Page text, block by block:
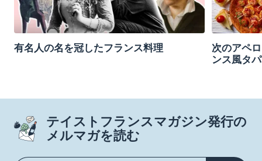
有名人の名を冠したフランス料理
次のアペ
ンス風タ
テイストフランスマガジン発行の
メルマガを読む